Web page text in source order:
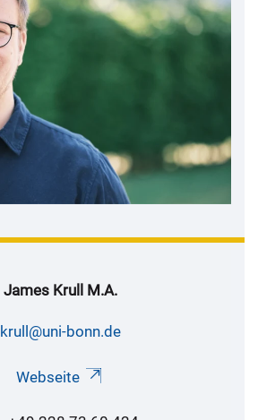
James Krull M.A.
krull@uni-bonn.de
Webseite